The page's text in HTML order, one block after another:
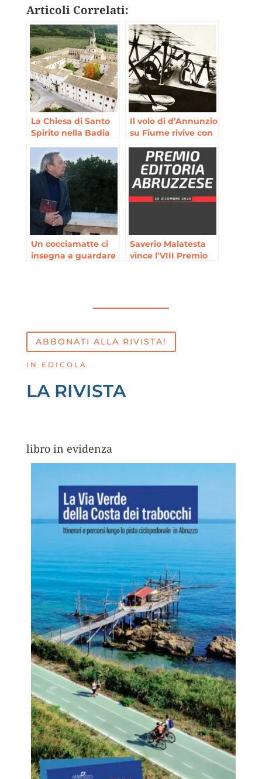
Articoli Correlati:
La Chiesa di Santo
Spirito nella Badia
Il volo di d’Annunzio
su Fiume rivive con
Story
Un cocciamatte ci
insegna a guardare
Saverio Malatesta
vince l’VIII Premio
ABBONATI ALLA RIVISTA!
IN EDICOLA
LA RIVISTA
libro in evidenza